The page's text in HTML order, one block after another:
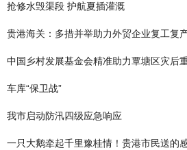
抢修水毁渠段 护航夏插灌溉
贵港海关：多措并举助力外贸企业复工复
中国乡村发展基金会精准助力覃塘区灾后
车库“保卫战”
我市启动防汛四级应急响应
一只大鹅牵起千里豫桂情！贵港市民送的